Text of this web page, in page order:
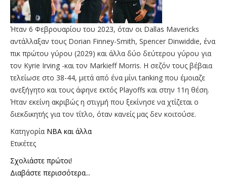
Ήταν 6 Φεβρουαρίου του 2023, όταν οι Dallas Mavericks
αντάλλαξαν τους Dorian Finney-Smith, Spencer Dinwiddie, ένα
πικ πρώτου γύρου (2029) και άλλα δύο δεύτερου γύρου για
τον Kyrie Irving -και τον Markieff Morris. Η σεζόν τους βέβαια
τελείωσε στο 38-44, μετά από ένα μίνι tanking που έμοιαζε
ανεξήγητο και τους άφηνε εκτός Playoffs και στην 11η θέση.
Ήταν εκείνη ακριβώς η στιγμή που ξεκίνησε να χτίζεται ο
διεκδικητής για τον τίτλο, όταν κανείς μας δεν κοιτούσε.
Κατηγορία NBA και άλλα
Ετικέτες
Σχολιάστε πρώτοι!
Διαβάστε περισσότερα...